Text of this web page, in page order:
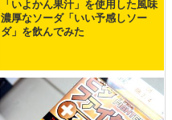
「いよかん果汁」を使用した風味
濃厚なソーダ「いい予感しソー
ダ」を飲んでみた